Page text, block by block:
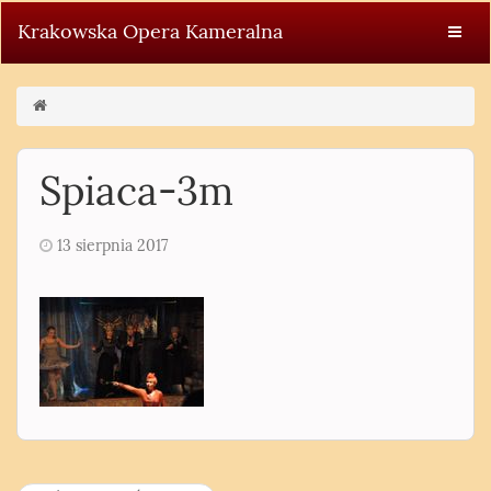
Krakowska Opera Kameralna
Spiaca-3m
13 sierpnia 2017